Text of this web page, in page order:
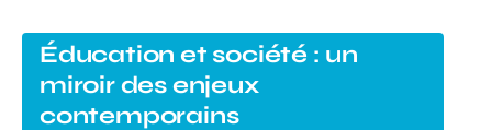
Éducation et société : un
miroir des enjeux
contemporains